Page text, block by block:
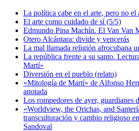
La política cabe en el arte, pero no el
El arte como cuidado de sí (5/5)
Edmundo Pina Machín. El Van Van
Otero Alcántara: divide y vencerás
La mal llamada religión afrocubana
La república frente a su santo.
Martí»
Diversión en el pueblo (relato)
«Mitología de Martí» de Alfonso
anotada
Los rompedores de ayer, guardianes
«Worldview, the Orichas, and
transculturación y cambio religioso
Sandoval